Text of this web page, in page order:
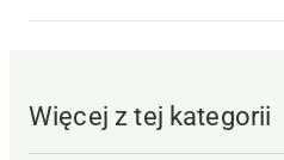
Więcej z tej kategorii